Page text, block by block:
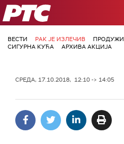
РТС
ВЕСТИ РАК ЈЕ ИЗЛЕЧИВ
СИГУРНА КУЋА
АРХИВА АКЦИЈА
СРЕДА, 17.10.2018, 12:10 -> 14:05